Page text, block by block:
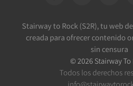
Stairway to Rock (S2R), tu web
creada para ofrecer contenido
sin censura
© 2026 Stairway To
Todos los derechos